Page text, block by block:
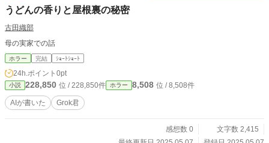
うどんの香りと屋根裏の秘密
古田織部
母の実家での話
ホラー 完結 ｼｮｰﾄｼｮｰﾄ
24h.ポイント 0pt
小説 228,850 位 / 228,850件 ホラー 8,508 位 / 8,508件
AIが書いた Grok君
感想数 0
文字数 2,415